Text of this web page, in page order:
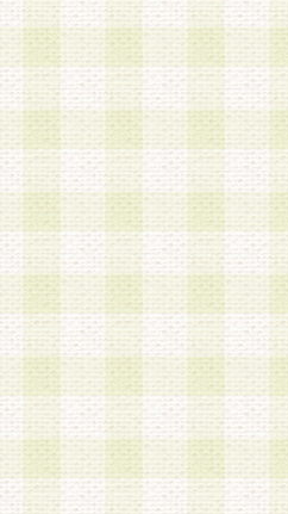
ならないものとします
4.当社は、会員による
盗用など第三者の利用
き事由の有無、その他
のとします。
第5条 会員の登録情報
1.当社は、会員の登録
アドレス等会員個人を
シーポリシー
」に基
は、当該個人情報を
す。なお、これら事項
かじめ会員の同意を得
a.本サービスの実施ま
b.本サービスに係る謝
c.会員からの電話、メ